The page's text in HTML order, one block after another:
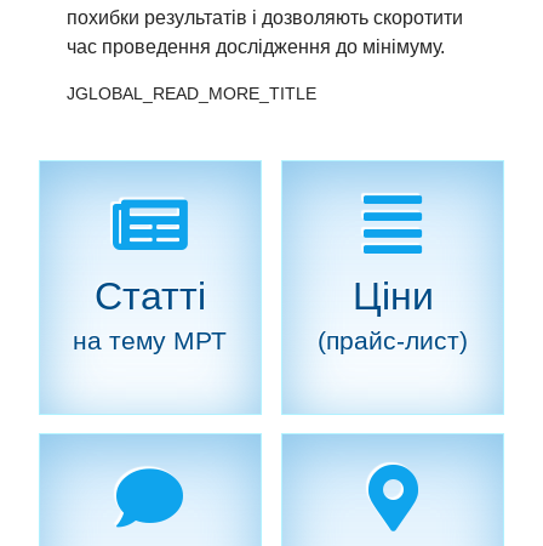
похибки результатів і дозволяють скоротити
час проведення дослідження до мінімуму.
JGLOBAL_READ_MORE_TITLE
Статті
на тему МРТ
Ціни
(прайс-лист)